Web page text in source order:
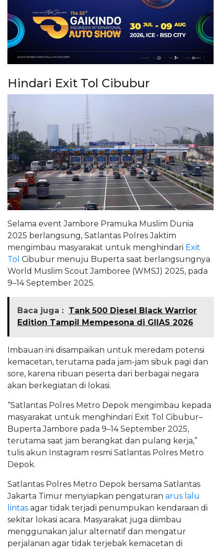
Hindari Exit Tol Cibubur
Selama event Jambore Pramuka Muslim Dunia
2025 berlangsung, Satlantas Polres Jaktim
mengimbau masyarakat untuk menghindari Exit
Tol Cibubur menuju Buperta saat berlangsungnya
World Muslim Scout Jamboree (WMSJ) 2025, pada
9–14 September 2025.
Baca juga : Tank 500 Diesel Black Warrior
Edition Tampil Mempesona di GIIAS 2026
Imbauan ini disampaikan untuk meredam potensi
kemacetan, terutama pada jam-jam sibuk pagi dan
sore, karena ribuan peserta dari berbagai negara
akan berkegiatan di lokasi.
“Satlantas Polres Metro Depok mengimbau kepada
masyarakat untuk menghindari Exit Tol Cibubur–
Buperta Jambore pada 9–14 September 2025,
terutama saat jam berangkat dan pulang kerja,”
tulis akun Instagram resmi Satlantas Polres Metro
Depok.
Satlantas Polres Metro Depok bersama Satlantas
Jakarta Timur menyiapkan pengaturan arus lalu
lintas agar tidak terjadi penumpukan kendaraan di
sekitar lokasi acara. Masyarakat juga diimbau
menggunakan jalur alternatif dan mengatur
perjalanan agar tidak terjebak kemacetan di